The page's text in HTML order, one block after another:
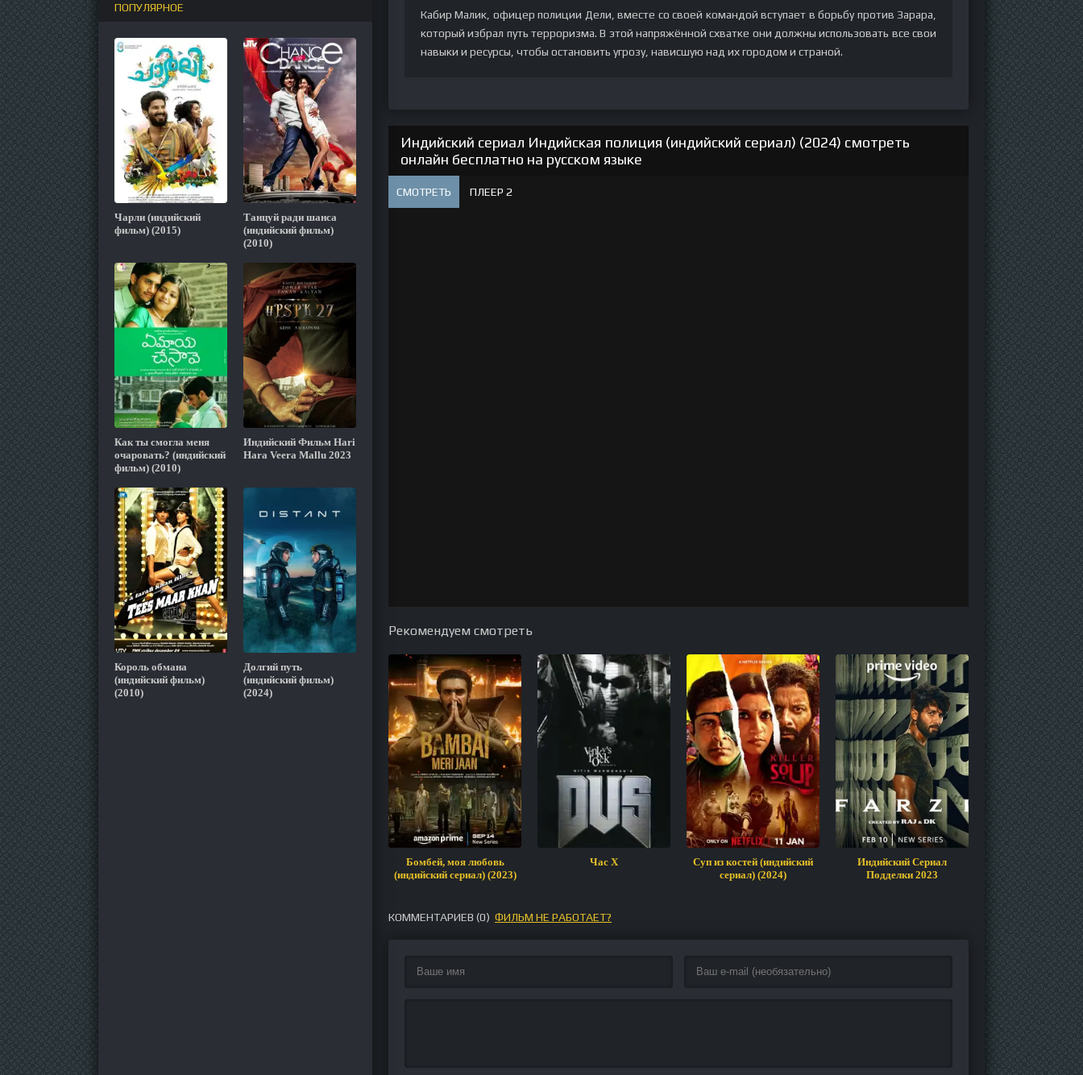
Кабир Малик, офицер полиции Дели, вместе со своей командой вступает в борьбу против Зарара,
который избрал путь терроризма. В этой напряжённой схватке они должны использовать все свои
навыки и ресурсы, чтобы остановить угрозу, нависшую над их городом и страной.
Индийский сериал Индийская полиция (индийский сериал) (2024) смотреть
онлайн бесплатно на русском языке
СМОТРЕТЬ ПЛЕЕР 2
Рекомендуем смотреть
Бомбей, моя любовь
(индийский сериал) (2023)
Час Х
Суп из костей (индийский
сериал) (2024)
Индийский Сериал
Подделки 2023
Кровавый
КОММЕНТАРИЕВ (0) ФИЛЬМ НЕ РАБОТАЕТ?
ПОПУЛЯРНОЕ
Чарли (индийский
фильм) (2015)
Танцуй ради шанса
(индийский фильм)
(2010)
Как ты смогла меня
очаровать? (индийский
фильм) (2010)
Индийский Фильм Hari
Hara Veera Mallu 2023
Король обмана
(индийский фильм)
(2010)
Долгий путь
(индийский фильм)
(2024)